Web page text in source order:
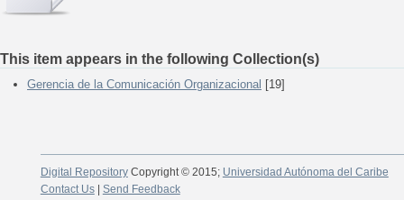
This item appears in the following Collection(s)
Gerencia de la Comunicación Organizacional [19]
Digital RepositoryCopyright © 2015; Universidad Autónoma del Caribe
Contact Us| Send Feedback